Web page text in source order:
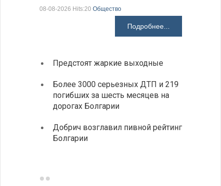
08-08-2026 Hits:20 Общество
Подробнее...
Предстоят жаркие выходные
Более 3000 серьезных ДТП и 219
погибших за шесть месяцев на
дорогах Болгарии
Добрич возглавил пивной рейтинг
Болгарии